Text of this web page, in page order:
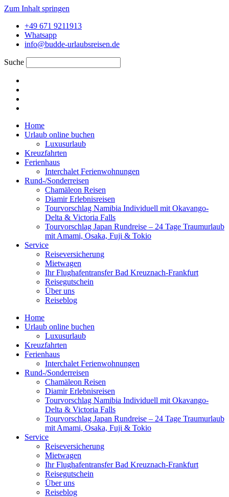
Zum Inhalt springen
+49 671 9211913
Whatsapp
info@budde-urlaubsreisen.de
Suche
Home
Urlaub online buchen
Luxusurlaub
Kreuzfahrten
Ferienhaus
Interchalet Ferienwohnungen
Rund-/Sonderreisen
Chamäleon Reisen
Diamir Erlebnisreisen
Tourvorschlag Namibia Individuell mit Okavango-
Delta & Victoria Falls
Tourvorschlag Japan Rundreise – 24 Tage Traumurlaub
mit Amami, Osaka, Fuji & Tokio
Service
Reiseversicherung
Mietwagen
Ihr Flughafentransfer Bad Kreuznach-Frankfurt
Reisegutschein
Über uns
Reiseblog
Home
Urlaub online buchen
Luxusurlaub
Kreuzfahrten
Ferienhaus
Interchalet Ferienwohnungen
Rund-/Sonderreisen
Chamäleon Reisen
Diamir Erlebnisreisen
Tourvorschlag Namibia Individuell mit Okavango-
Delta & Victoria Falls
Tourvorschlag Japan Rundreise – 24 Tage Traumurlaub
mit Amami, Osaka, Fuji & Tokio
Service
Reiseversicherung
Mietwagen
Ihr Flughafentransfer Bad Kreuznach-Frankfurt
Reisegutschein
Über uns
Reiseblog